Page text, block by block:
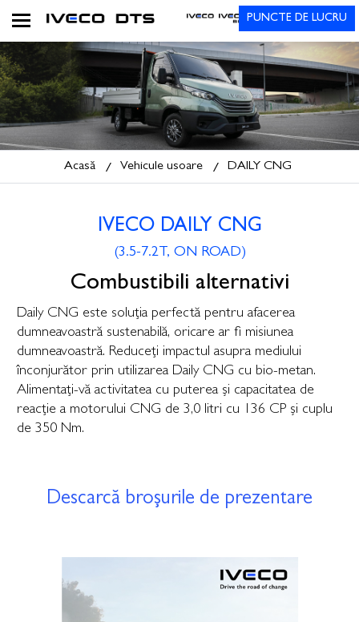
PUNCTE DE LUCRU
Acasă Vehicule usoare DAILY CNG
IVECO DAILY CNG
(3.5-7.2T, ON ROAD)
Combustibili alternativi
Daily CNG este soluția perfectă pentru afacerea
dumneavoastră sustenabilă, oricare ar fi misiunea
dumneavoastră. Reduceți impactul asupra mediului
înconjurător prin utilizarea Daily CNG cu bio-metan.
Alimentați-vă activitatea cu puterea și capacitatea de
reacție a motorului CNG de 3,0 litri cu 136 CP și cuplu
de 350 Nm.
Descarcă broșurile de prezentare